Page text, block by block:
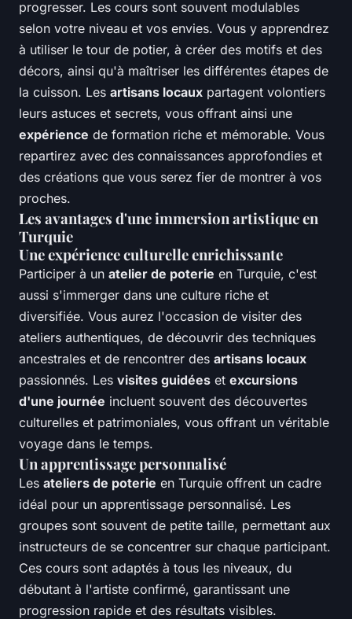
progresser. Les cours sont souvent modulables
selon votre niveau et vos envies. Vous y apprendrez
à utiliser le tour de potier, à créer des motifs et des
décors, ainsi qu'à maîtriser les différentes étapes de
la cuisson. Les artisans locaux partagent volontiers
leurs astuces et secrets, vous offrant ainsi une
expérience de formation riche et mémorable. Vous
repartirez avec des connaissances approfondies et
des créations que vous serez fier de montrer à vos
proches.
Les avantages d'une immersion artistique en
Turquie
Une expérience culturelle enrichissante
Participer à un atelier de poterie en Turquie, c'est
aussi s'immerger dans une culture riche et
diversifiée. Vous aurez l'occasion de visiter des
ateliers authentiques, de découvrir des techniques
ancestrales et de rencontrer des artisans locaux
passionnés. Les visites guidées et excursions
d'une journée incluent souvent des découvertes
culturelles et patrimoniales, vous offrant un véritable
voyage dans le temps.
Un apprentissage personnalisé
Les ateliers de poterie en Turquie offrent un cadre
idéal pour un apprentissage personnalisé. Les
groupes sont souvent de petite taille, permettant aux
instructeurs de se concentrer sur chaque participant.
Ces cours sont adaptés à tous les niveaux, du
débutant à l'artiste confirmé, garantissant une
progression rapide et des résultats visibles.